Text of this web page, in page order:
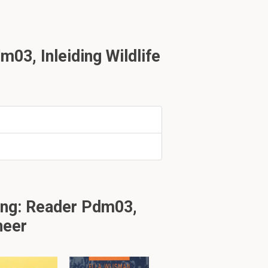
aanwezigheid
Inleiding Wildlife
Reader Pdm03,